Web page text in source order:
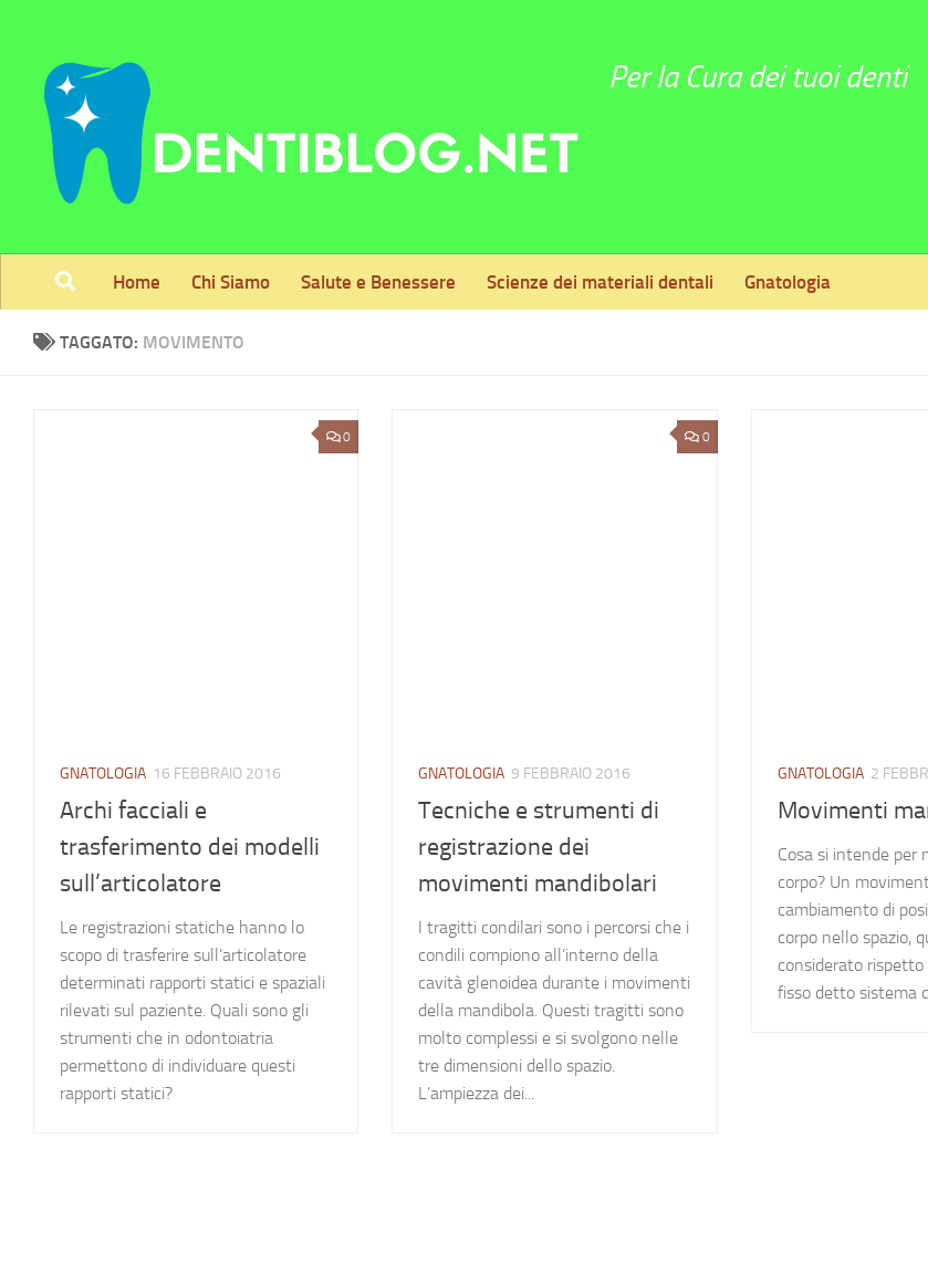
Per la Cura dei tuoi denti
Home Chi Siamo Salute e Benessere Scienze dei materiali dentali Gnatologia
TAGGATO: MOVIMENTO
0
GNATOLOGIA 16 FEBBRAIO 2016
Archi facciali e
trasferimento dei modelli
sull’articolatore
Le registrazioni statiche hanno lo
scopo di trasferire sull’articolatore
determinati rapporti statici e spaziali
rilevati sul paziente. Quali sono gli
strumenti che in odontoiatria
permettono di individuare questi
rapporti statici?
0
GNATOLOGIA 9 FEBBRAIO 2016
Tecniche e strumenti di
registrazione dei
movimenti mandibolari
I tragitti condilari sono i percorsi che i
condili compiono all’interno della
cavità glenoidea durante i movimenti
della mandibola. Questi tragitti sono
molto complessi e si svolgono nelle
tre dimensioni dello spazio.
L’ampiezza dei...
GNATOLOGIA 2
Movimenti
Cosa si intende per
corpo? Un
cambiamento di
corpo nello spazio,
considerato
fisso detto sistema